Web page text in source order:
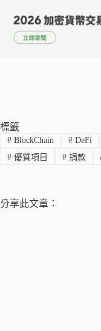
標籤
#BlockChain #DeFi
#優質項目 #捐款
分享此文章：